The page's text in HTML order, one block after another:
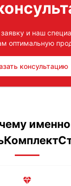
и наш
оптимальную
консультацию
именно